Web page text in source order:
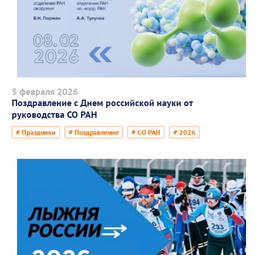
5 февраля 2026
Поздравление с Днем российской науки от
руководства СО РАН
# Праздники # Поздравление # СО РАН # 2026